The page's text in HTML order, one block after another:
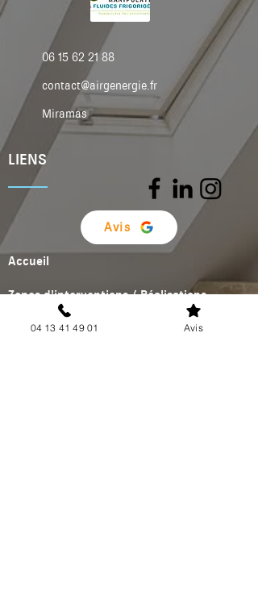
06 15 62 21 88
contact@airgenergie.fr
Miramas
LIENS
Avis
Accueil
Zones d'interventions / Réalisations
Contact04 13 41 49 01 Avis